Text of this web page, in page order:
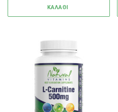
ΚΑΛΑΘΙ